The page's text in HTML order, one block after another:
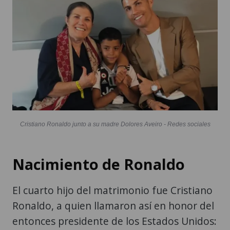
Cristiano Ronaldo junto a su madre Dolores Aveiro - Redes sociales
Nacimiento de Ronaldo
El cuarto hijo del matrimonio fue Cristiano
Ronaldo, a quien llamaron así en honor del
entonces presidente de los Estados Unidos: